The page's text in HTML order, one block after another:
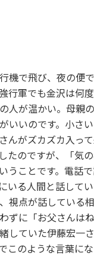
で飛び、夜の便
行軍でも金沢は何
人が温かい。母親
いいのです。小さ
んがズカズカ入っ
たのですが、「気
うことです。電話
いる人間と話して
視点が話している
ずに「お父さんは
していた伊藤宏一
のような言葉にな